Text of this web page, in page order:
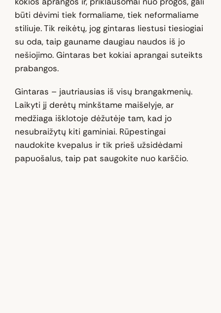
būti dėvimi tiek formaliame, tiek neformaliame
stiliuje. Tik reikėtų, jog gintaras liestusi tiesiogiai
su oda, taip gauname daugiau naudos iš jo
nešiojimo. Gintaras bet kokiai aprangai suteikts
prabangos.
Gintaras – jautriausias iš visų brangakmenių.
Laikyti jį derėtų minkštame maišelyje, ar
medžiaga išklotoje dėžutėje tam, kad jo
nesubraižytų kiti gaminiai. Rūpestingai
naudokite kvepalus ir tik prieš užsidėdami
papuošalus, taip pat saugokite nuo karščio.